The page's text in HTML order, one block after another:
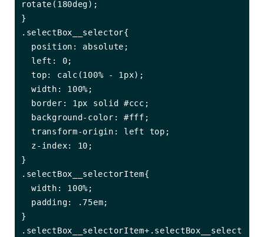
rotate(180deg);
}
.selectBox__selector{
  top: calc(100% - 1px);
  width: 100%;
  transform-origin: left top;
}
.selectBox__selectorItem{
  width: 100%;
}
.selectBox__selectorItem+.selectBox__select